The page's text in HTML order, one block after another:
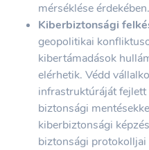
mérséklése érdekében.
Kiberbiztonsági
geopolitikai
kibertámadások
elérhetik. Védd
infrastruktúráját
biztonsági
kiberbiztonsági
biztonsági